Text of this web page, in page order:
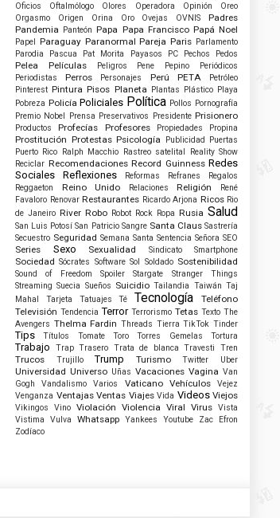
Oficios
Oftalmólogo Olores Operadora Opinión
Oreo
Orgasmo
Origen Orina Oro Ovejas OVNIS
Padres
Pandemia Panteón Papa Papa Francisco Papá Noel
Papel Paraguay Paranormal Pareja Paris Parlamento
Parodia
Pascua Pat Morita Payasos PC Pechos Pedos
Pelea Películas Peligros Pene Pepino
Periódicos
Periodistas
Perros Personajes Perú PETA
Petróleo
Pinterest Pintura Pisos Planeta Plantas Plástico Playa
Pobreza Policía Policiales Política Pollos Pornografía
Premio Nobel Prensa Preservativos Presidente Prisionero
Productos Profecías Profesores Propiedades Propina
Prostitución Protestas Psicología Publicidad Puertas
Puerto Rico Ralph Macchio Rastreo satelital
Reality Show
Reciclar Recomendaciones Record Guinness Redes
Sociales
Reflexiones Reformas Refranes
Regalos
Reggaeton
Reino Unido Relaciones Religión
René
Favaloro Renovar Restaurantes Ricardo Arjona Ricos Rio
de Janeiro River Robo Robot Rock Ropa Rusia Salud
San Luis Potosí San Patricio Sangre Santa Claus Sastrería
Secuestro Seguridad Semana Santa Sentencia Señora SEO
Series Sexo Sexualidad Sindicato Smartphone
Sociedad Sócrates Software Sol Soldado Sostenibilidad
Sound of Freedom Spoiler Stargate
Stranger Things
Streaming Suecia Sueños Suicidio Tailandia Taiwán Taj
Mahal
Tarjeta Tatuajes Té Tecnología
Teléfono
Televisión Tendencia Terror Terrorismo Tetas Texto The
Avengers Thelma Fardin Threads Tierra TikTok Tinder
Tips Títulos Tomate Toro Torres Gemelas Tortura
Trabajo Trap Trasero Trata de blanca Travesti Tren
Trucos Trujillo Trump Turismo Twitter Uber
Universidad Universo Uñas Vacaciones Vagina Van
Gogh
Vandalismo Varios Vaticano Vehículos
Vejez
Venganza Ventajas Ventas Viajes Vida Videos Viejos
Vikingos Vino Violación Violencia Viral Virus Vista
Vistima
Vulva Whatsapp Yankees Youtube
Zac Efron
Zodíaco